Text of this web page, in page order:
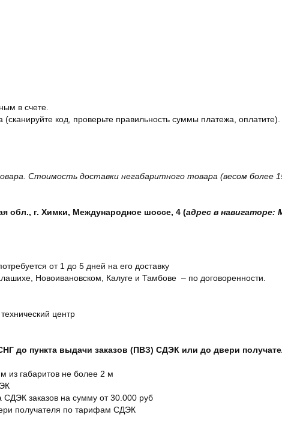
в счете.
код, проверьте правильность суммы платежа, оплатите).
Стоимость доставки негабаритного товара (весом более
обл., г. Химки, Международное шоссе, 4 (адрес в навигаторе:
от 1 до 5 дней на его доставку
Новоивановском, Калуге и Тамбове – по договоренности.
центр
до пункта выдачи заказов (ПВЗ) СДЭК или до двери
из габаритов не более 2 м
СДЭК заказов на сумму от 30.000 руб
получателя по тарифам СДЭК